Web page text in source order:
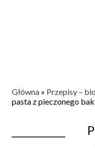
Główna » Przepisy –
pasta z pieczonego